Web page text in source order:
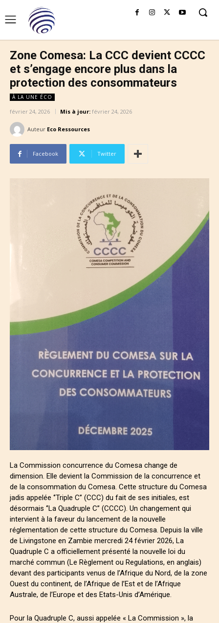
Zone Comesa: La CCC devient CCCC
et s’engage encore plus dans la
protection des consommateurs
À LA UNE ÉCO
février 24, 2026 Mis à jour: février 24, 2026
Auteur Eco Ressources
Facebook Twitter
La Commission concurrence du Comesa change de
dimension. Elle devient la Commission de la concurrence et
de la consommation du Comesa. Cette structure du Comesa
jadis appelée ‘’Triple C’’ (CCC) du fait de ses initiales, est
désormais ‘’La Quadruple C’’ (CCCC). Un changement qui
intervient à la faveur du lancement de la nouvelle
réglementation de cette structure du Comesa. Depuis la ville
de Livingstone en Zambie mercredi 24 février 2026, La
Quadruple C a officiellement présenté la nouvelle loi du
marché commun (Le Règlement ou Regulations, en anglais)
devant des participants venus de l’Afrique du Nord, de la zone
Ouest du continent, de l’Afrique de l’Est et de l’Afrique
Australe, de l’Europe et des Etats-Unis d’Amérique.
Pour la Quadruple C, aussi appelée « La Commission », la